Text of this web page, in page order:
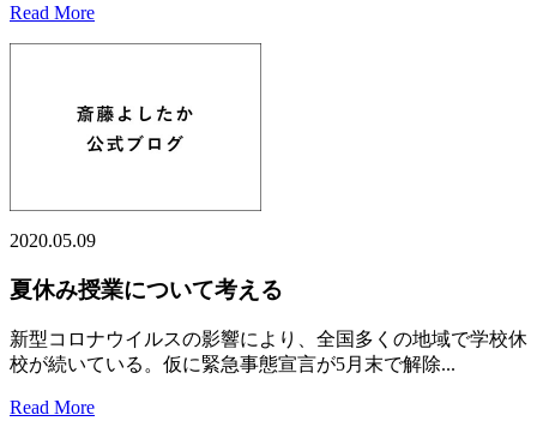
Read More
2020.05.09
夏休み授業について考える
新型コロナウイルスの影響により、全国多くの地域で学校休
校が続いている。仮に緊急事態宣言が5月末で解除...
Read More